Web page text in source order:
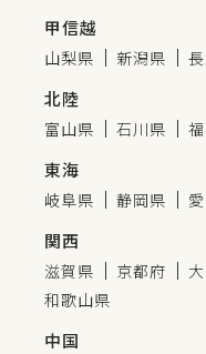
甲信越
山梨県 新潟県
北陸
富山県 石川県
東海
岐阜県 静岡県
関西
滋賀県 京都府
和歌山県
中国